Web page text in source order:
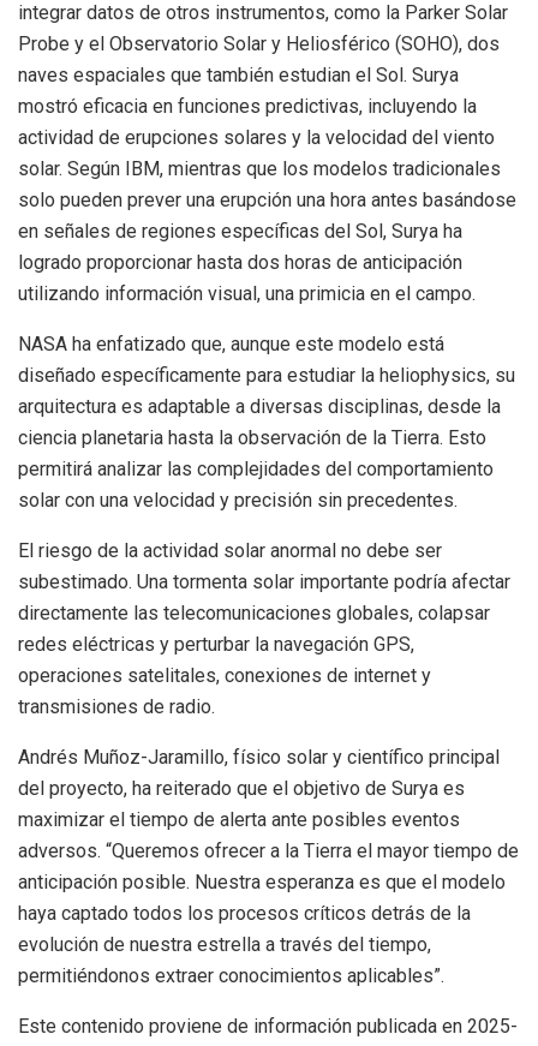
integrar datos de otros instrumentos, como la Parker Solar
Probe y el Observatorio Solar y Heliosférico (SOHO), dos
naves espaciales que también estudian el Sol. Surya
mostró eficacia en funciones predictivas, incluyendo la
actividad de erupciones solares y la velocidad del viento
solar. Según IBM, mientras que los modelos tradicionales
solo pueden prever una erupción una hora antes basándose
en señales de regiones específicas del Sol, Surya ha
logrado proporcionar hasta dos horas de anticipación
utilizando información visual, una primicia en el campo.
NASA ha enfatizado que, aunque este modelo está
diseñado específicamente para estudiar la heliophysics, su
arquitectura es adaptable a diversas disciplinas, desde la
ciencia planetaria hasta la observación de la Tierra. Esto
permitirá analizar las complejidades del comportamiento
solar con una velocidad y precisión sin precedentes.
El riesgo de la actividad solar anormal no debe ser
subestimado. Una tormenta solar importante podría afectar
directamente las telecomunicaciones globales, colapsar
redes eléctricas y perturbar la navegación GPS,
operaciones satelitales, conexiones de internet y
transmisiones de radio.
Andrés Muñoz-Jaramillo, físico solar y científico principal
del proyecto, ha reiterado que el objetivo de Surya es
maximizar el tiempo de alerta ante posibles eventos
adversos. “Queremos ofrecer a la Tierra el mayor tiempo de
anticipación posible. Nuestra esperanza es que el modelo
haya captado todos los procesos críticos detrás de la
evolución de nuestra estrella a través del tiempo,
permitiéndonos extraer conocimientos aplicables”.
Este contenido proviene de información publicada en 2025-